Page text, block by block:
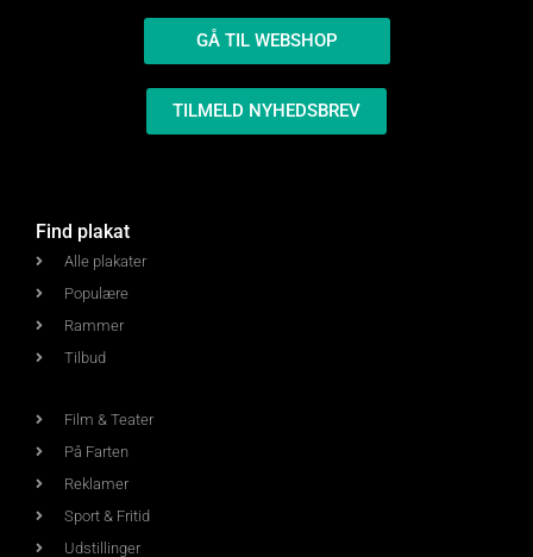
GÅ TIL WEBSHOP
TILMELD NYHEDSBREV
Find plakat
Alle plakater
Populære
Rammer
Tilbud
Film & Teater
På Farten
Reklamer
Sport & Fritid
Udstillinger